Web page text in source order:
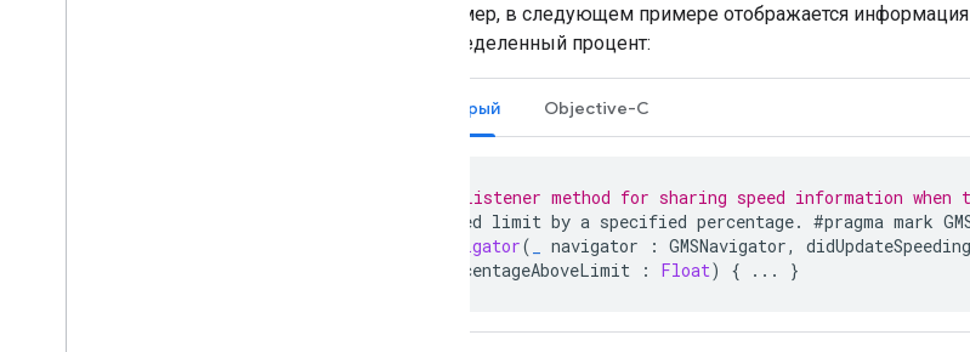
Например, в следующем примере отображается
на определенный процент:
Быстрый Objective-C
// Listener method for sharing speed information when
speed limit by a specified percentage. #pragma mark
navigator( navigator : GMSNavigator,
percentageAboveLimit
: Float) { ... }